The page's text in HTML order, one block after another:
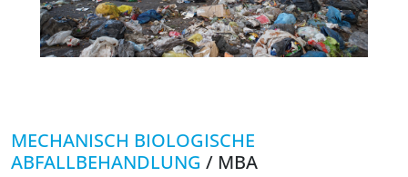
MECHANISCH BIOLOGISCHE
ABFALLBEHANDLUNG / MBA